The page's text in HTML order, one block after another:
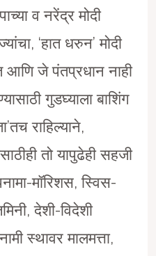
व नरेंद्र मोदी
‘हात धरुन’ मोदी
आणि जे पंतप्रधान नाही
गुडघ्याला बाशिंग
राहिल्याने,
तो यापुढेही सहजी
माॅरिशस, स्विस-
देशी-विदेशी
स्थावर मालमत्ता,